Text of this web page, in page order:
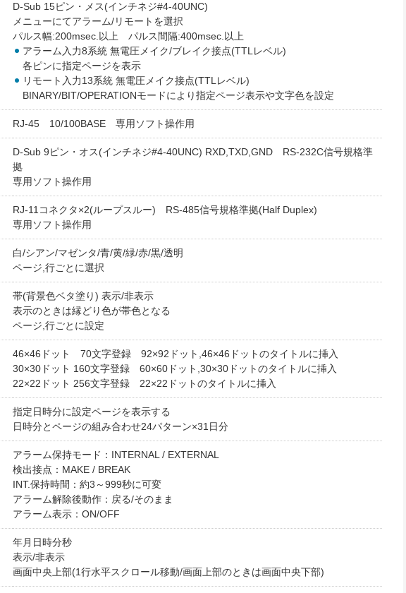
D-Sub 15ピン・メス(インチネジ#4-40UNC)
メニューにてアラーム/リモートを選択
パルス幅:200msec.以上 パルス間隔:400msec.以上
アラーム入力8系統 無電圧メイク/ブレイク接点(TTLレベル)
各ピンに指定ページを表示
リモート入力13系統 無電圧メイク接点(TTLレベル)
BINARY/BIT/OPERATIONモードにより指定ページ表示や文字色を設定
RJ-45 10/100BASE 専用ソフト操作用
D-Sub 9ピン・オス(インチネジ#4-40UNC) RXD,TXD,GND RS-232C信号規格準
拠
専用ソフト操作用
RJ-11コネクタ×2(ループスルー) RS-485信号規格準拠(Half Duplex)
専用ソフト操作用
白/シアン/マゼンタ/青/黄/緑/赤/黒/透明
ページ,行ごとに選択
帯(背景色ベタ塗り) 表示/非表示
表示のときは縁どり色が帯色となる
ページ,行ごとに設定
46×46ドット 70文字登録 92×92ドット,46×46ドットのタイトルに挿入
30×30ドット 160文字登録 60×60ドット,30×30ドットのタイトルに挿入
22×22ドット 256文字登録 22×22ドットのタイトルに挿入
指定日時分に設定ページを表示する
日時分とページの組み合わせ24パターン×31日分
アラーム保持モード：INTERNAL / EXTERNAL
検出接点：MAKE / BREAK
INT.保持時間：約3～999秒に可変
アラーム解除後動作：戻る/そのまま
アラーム表示：ON/OFF
年月日時分秒
表示/非表示
画面中央上部(1行水平スクロール移動/画面上部のときは画面中央下部)